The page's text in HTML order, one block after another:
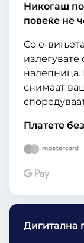
Никогаш
повеќе не
Со е-
излегувате
налепница.
снимаат
Платете
Дигитална